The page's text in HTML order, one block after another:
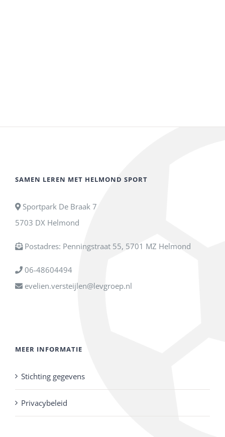
SAMEN LEREN MET HELMOND SPORT
Sportpark De Braak 7
5703 DX Helmond
Postadres: Penningstraat 55, 5701 MZ Helmond
06-48604494
evelien.versteijlen@levgroep.nl
MEER INFORMATIE
Stichting gegevens
Privacybeleid